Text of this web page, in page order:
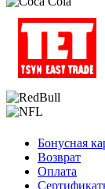
Бонусная
Возврат
Оплата